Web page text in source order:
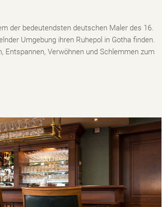
der bedeutendsten deutschen Maler des 16.
Umgebung ihren Ruhepol in Gotha finden.
Entspannen, Verwöhnen und Schlemmen zum